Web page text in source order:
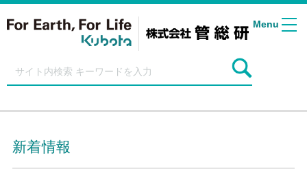
Menu
新着情報